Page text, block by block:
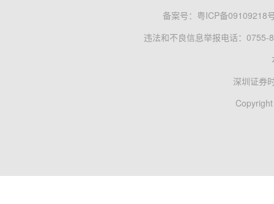
备案号： 粤ICP备09109218
违法和不良信息举报电话：0755-
深圳证券